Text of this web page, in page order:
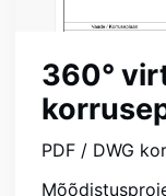
360°
PDF / DWG